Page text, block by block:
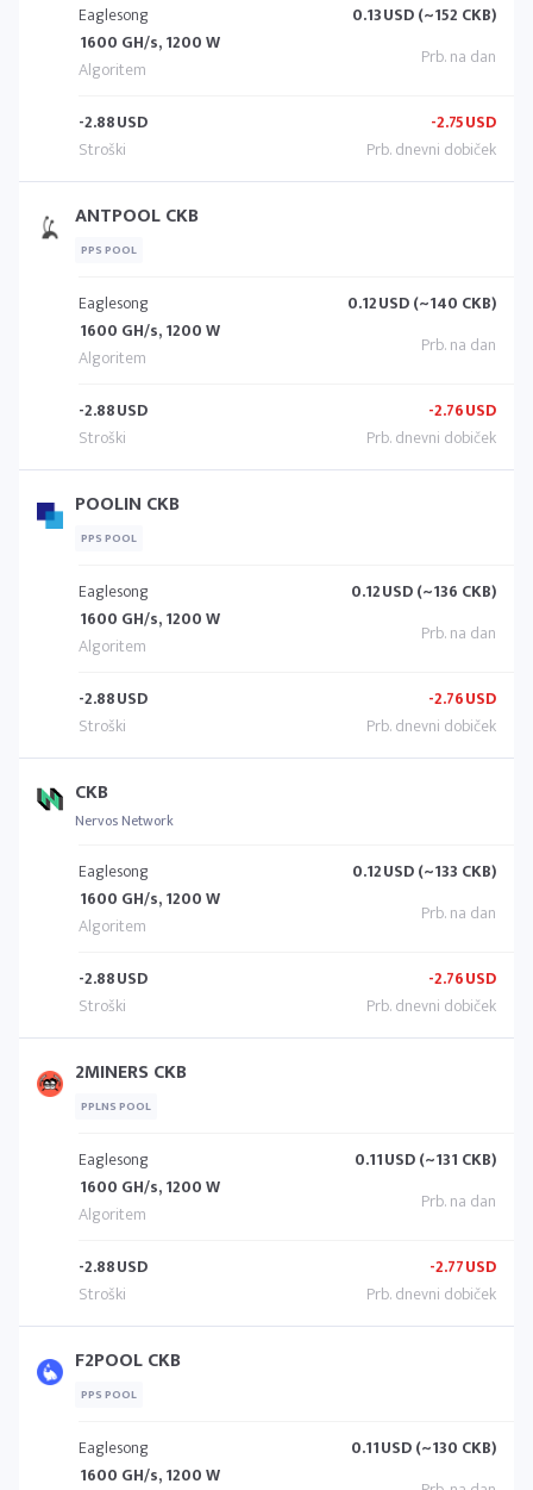
Eaglesong
1600 GH/s, 1200 W
0.13USD (~152 CKB)
-2.88USD -2.75USD
ANTPOOL CKB
PPS POOL
Eaglesong
1600 GH/s, 1200 W
0.12USD (~140 CKB)
-2.88USD -2.76USD
POOLIN CKB
PPS POOL
Eaglesong
1600 GH/s, 1200 W
0.12USD (~136 CKB)
-2.88USD -2.76USD
CKB
Nervos Network
Eaglesong
1600 GH/s, 1200 W
0.12USD (~133 CKB)
-2.88USD -2.76USD
2MINERS CKB
PPLNS POOL
Eaglesong
1600 GH/s, 1200 W
0.11USD (~131 CKB)
-2.88USD -2.77USD
F2POOL CKB
PPS POOL
Eaglesong
1600 GH/s, 1200 W
0.11USD (~130 CKB)